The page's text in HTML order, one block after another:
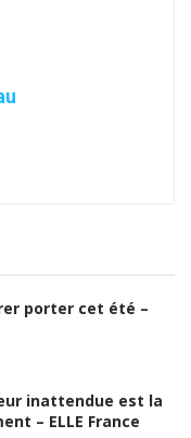
porter cet été –
inattendue est la
– ELLE France